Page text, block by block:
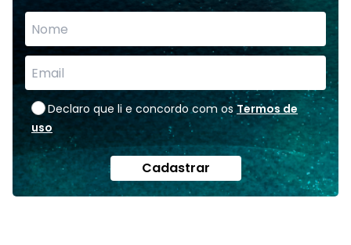
Declaro que li e concordo com os Termos de
uso
Cadastrar